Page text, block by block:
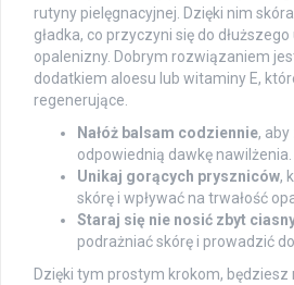
rutyny pielęgnacyjnej. Dzięki nim
gładka, co przyczyni się do
opalenizny. Dobrym rozwiązaniem
dodatkiem aloesu lub witaminy E,
regenerujące.
Nałóż balsam codziennie,
odpowiednią dawkę nawilżenia.
Unikaj gorących pryszniców,
skórę i wpływać na trwałość
Staraj się nie nosić zbyt
podrażniać skórę i prowadzić
Dzięki tym prostym krokom, będziesz